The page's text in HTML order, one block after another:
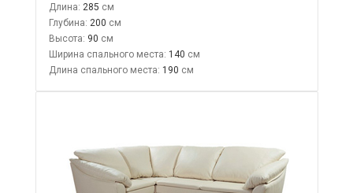
Длина: 285
Глубина: 200
Высота: 90
Ширина спального места: 140
Длина спального места: 190